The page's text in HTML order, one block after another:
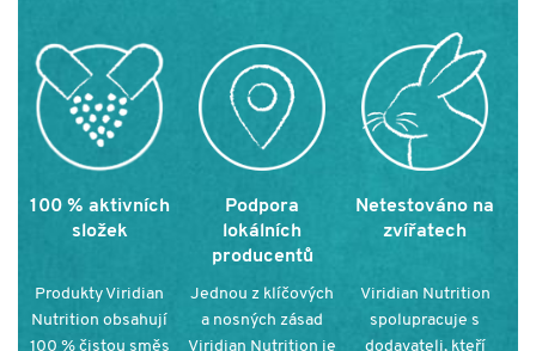
100 % aktivních
složek
Podpora
lokálních
producentů
Netestováno na
zvířatech
Produkty Viridian
Nutrition obsahují
100 % čistou směs
Jednou z klíčových
a nosných zásad
Viridian Nutrition je
Viridian Nutrition
spolupracuje s
dodavateli, kteří